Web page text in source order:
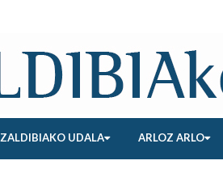
ZALDIBIAKO UDALA ARLOZ ARLO